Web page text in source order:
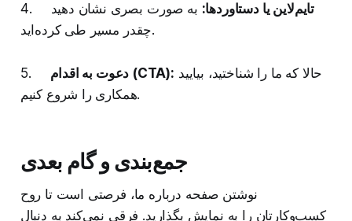
4. تایم‌لاین یا دستاوردها: به صورت بصری نشان دهید
چقدر مسیر طی کرده‌اید.
5. دعوت به اقدام (CTA):
همکاری را شروع کنیم.
جمع‌بندی و گام بعدی
نوشتن صفحه درباره ما، فرصتی است تا روح
کسب‌وکارتان را به نمایش بگذارید. فرقی نمی‌کند به دنبال